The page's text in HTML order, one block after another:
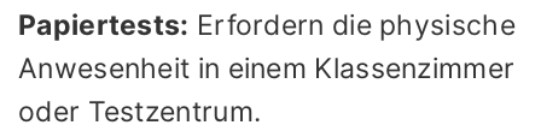
Papiertests: Erfordern die physische
Anwesenheit in einem Klassenzimmer
oder Testzentrum.